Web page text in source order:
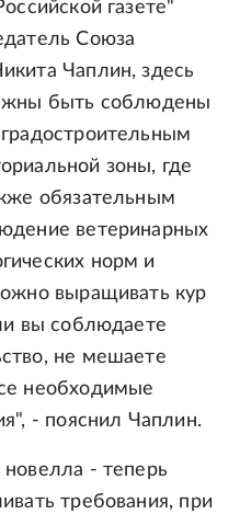
газете"
Союза
Чаплин, здесь
быть соблюдены
зоны, где
обязательным
ветеринарных
норм и
выращивать кур
вы соблюдаете
не мешаете
необходимые
- пояснил Чаплин.
- теперь
требования, при